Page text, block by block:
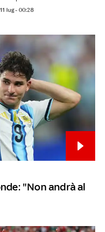
11 lug - 00:28
"Non andrà al